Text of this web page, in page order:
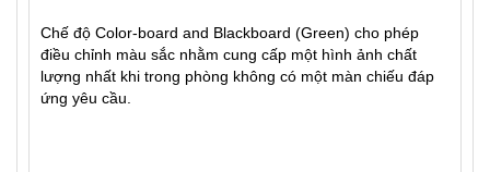
Chế độ Color-board and Blackboard (Green) cho phép
điều chỉnh màu sắc nhằm cung cấp một hình ảnh chất
lượng nhất khi trong phòng không có một màn chiếu đáp
ứng yêu cầu.